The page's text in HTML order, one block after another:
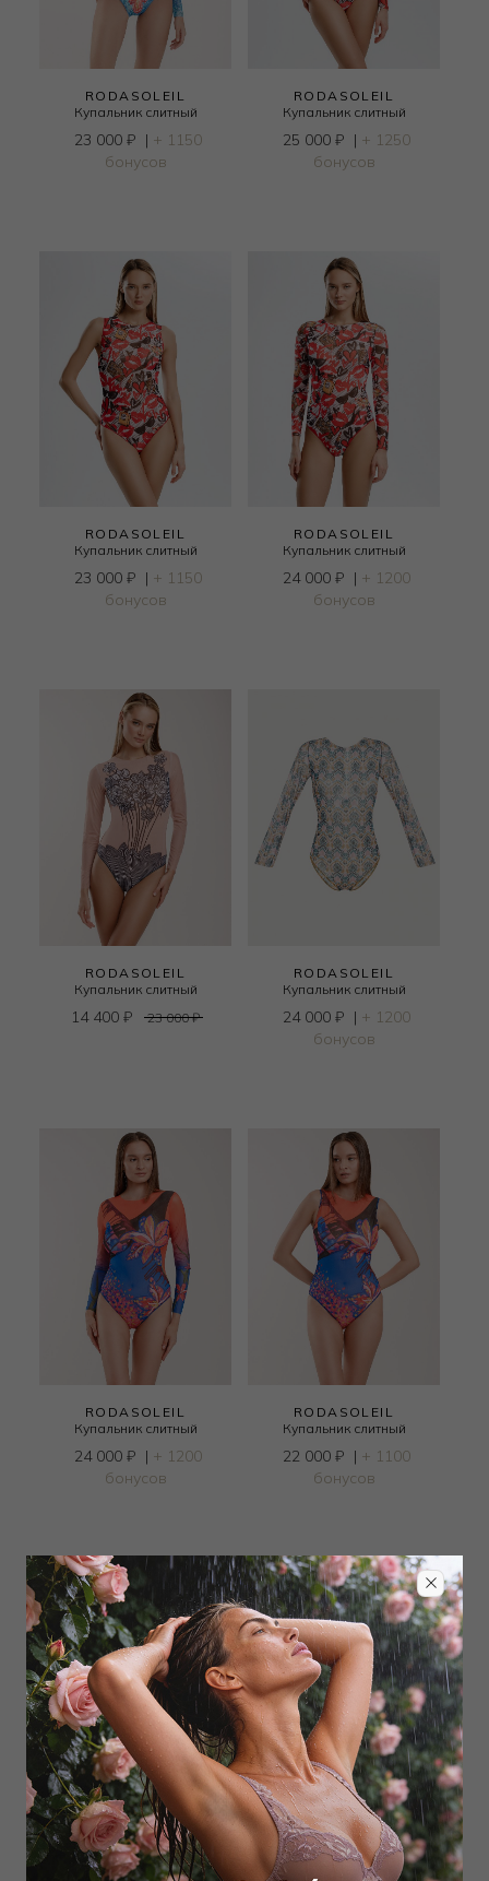
RODASOLEIL
Купальник слитный
23 000 ₽ | + 1150
бонусов
RODASOLEIL
Купальник слитный
25 000 ₽ | + 1250
бонусов
RODASOLEIL
Купальник слитный
23 000 ₽ | + 1150
бонусов
RODASOLEIL
Купальник слитный
24 000 ₽ | + 1200
бонусов
RODASOLEIL
Купальник слитный
14 400 ₽ 23 000₽
RODASOLEIL
Купальник слитный
24 000 ₽ | + 1200
бонусов
RODASOLEIL
Купальник слитный
24 000 ₽ | + 1200
бонусов
RODASOLEIL
Купальник слитный
22 000 ₽ | + 1100
бонусов
RODASOLEIL
Купальник слитный
RODASOLEIL
Купальник слитный